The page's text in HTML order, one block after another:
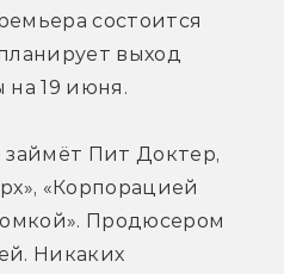
состоится
выход
19 июня.
займёт Пит Доктер,
«Корпорацией
Продюсером
Никаких